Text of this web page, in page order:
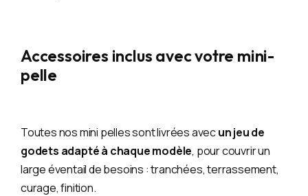
Accessoires inclus avec votre mini-
pelle
Toutes nos mini pelles sont livrées avecun jeu de
godets adapté à chaque modèle, pour couvrir un
large éventail de besoins : tranchées, terrassement,
curage, finition.